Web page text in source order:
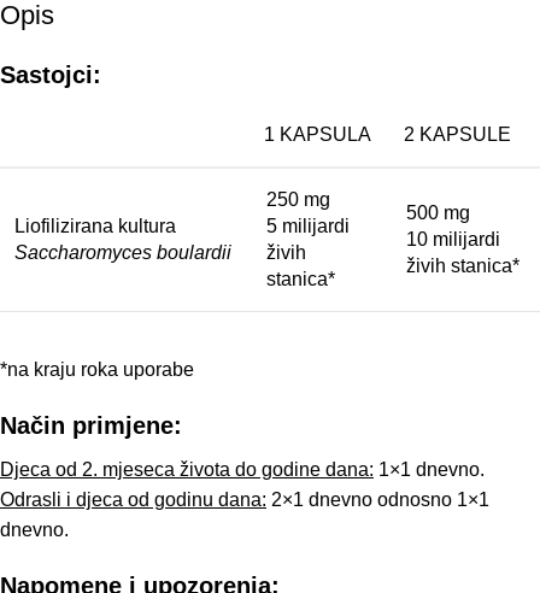
Opis
Sastojci:
1 KAPSULA 2 KAPSULE
Liofilizirana kultura
Saccharomyces boulardii
250 mg
5 milijardi
živih
stanica*
500 mg
10 milijardi
živih stanica*
*na kraju roka uporabe
Način primjene:
Djeca od 2. mjeseca života do godine dana: 1×1 dnevno.
Odrasli i djeca od godinu dana: 2×1 dnevno odnosno 1×1
dnevno.
Napomene i upozorenja: